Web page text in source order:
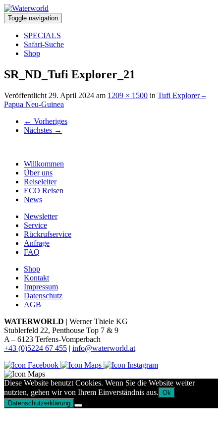
Toggle navigation
SPECIALS
Safari-Suche
Shop
SR_ND_Tufi Explorer_21
Veröffentlicht 29. April 2024 am 1209 × 1500 in Tufi Explorer –
Papua Neu-Guinea
← Vorheriges
Nächstes →
Willkommen
Über uns
Reiseleiter
ECO Reisen
News
Newsletter
Service
Rückrufservice
Anfrage
FAQ
Shop
Kontakt
Impressum
Datenschutz
AGB
WATERWORLD | Werner Thiele KG
Stublerfeld 22, Penthouse Top 7 & 9
A – 6123 Terfens-Vomperbach
+43 (0)5224 67 455 | info@waterworld.at
Diese Website benutzt Cookies. Wenn Sie die Website weiter
nutzten, gehen wir von Ihrem Einverständnis aus. Ok
Datenschutzerklärung